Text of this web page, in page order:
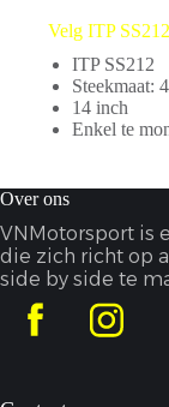
Velg ITP
ITP SS212
Steekmaat:
14 inch
Enkel te
Over ons
VNMotorsport is
die zich richt op
side by side te